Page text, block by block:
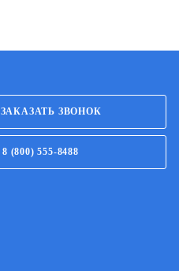
ЗАКАЗАТЬ ЗВОНОК
8 (800) 555-8488